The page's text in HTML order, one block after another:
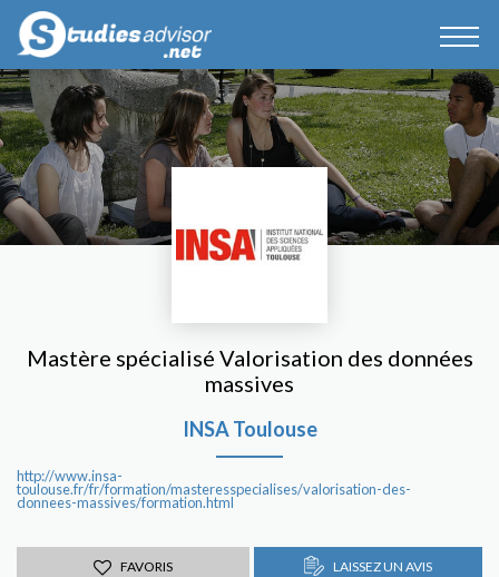
Mastère spécialisé Valorisation des données
massives
INSA Toulouse
http://www.insa-
toulouse.fr/fr/formation/masteresspecialises/valorisation-des-
donnees-massives/formation.html
FAVORIS LAISSEZ UN AVIS